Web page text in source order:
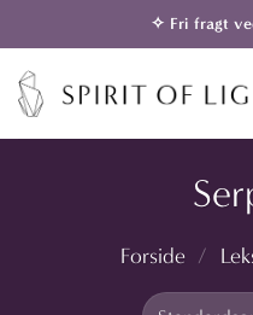
til
indhold
✧ Fri fragt
Forside /